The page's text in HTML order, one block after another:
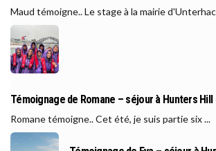
Maud témoigne.. Le stage à la mairie
Témoignage de Romane – séjour à Hunters Hill
Romane témoigne.. Cet été, je suis partie six ...